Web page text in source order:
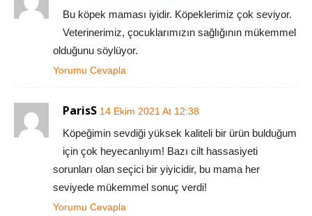
Bu köpek maması iyidir. Köpeklerimiz çok seviyor.
Veterinerimiz, çocuklarımızın sağlığının mükemmel
olduğunu söylüyor.
Yorumu Cevapla
ParisS 14 Ekim 2021 At 12:38
Köpeğimin sevdiği yüksek kaliteli bir ürün bulduğum
için çok heyecanlıyım! Bazı cilt hassasiyeti
sorunları olan seçici bir yiyicidir, bu mama her
seviyede mükemmel sonuç verdi!
Yorumu Cevapla